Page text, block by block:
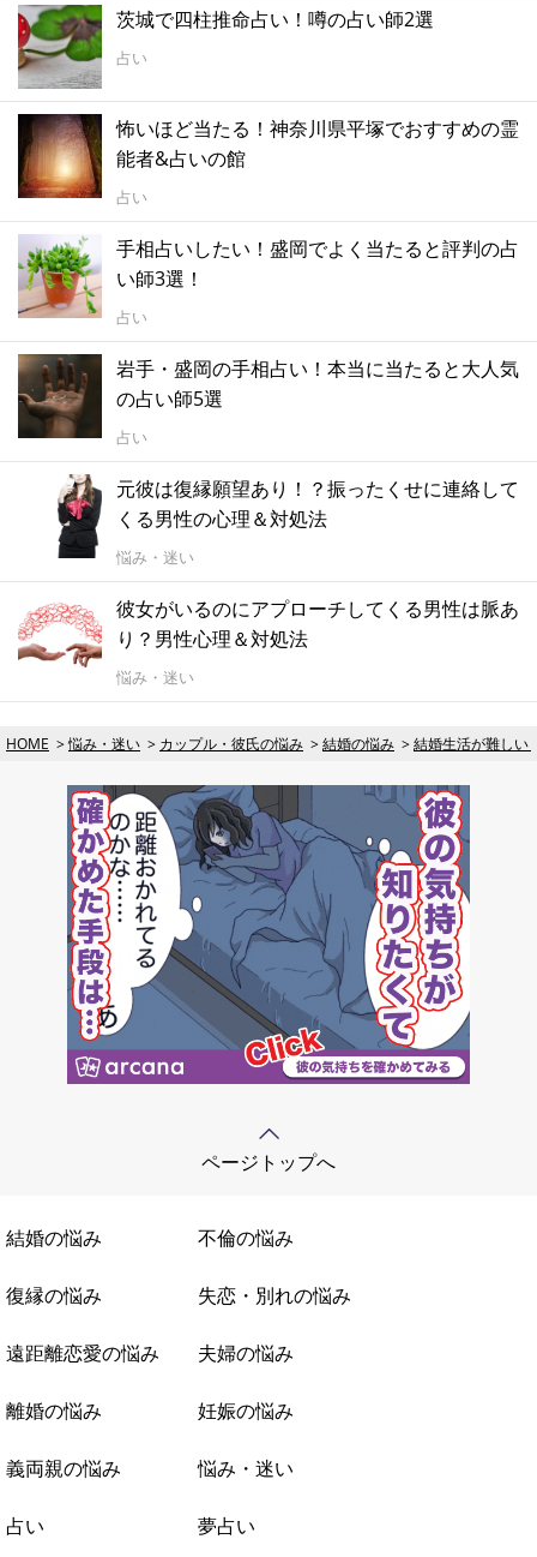
茨城で四柱推命占い！噂の占い師2選
占い
怖いほど当たる！神奈川県平塚でおすすめの霊
能者&占いの館
占い
手相占いしたい！盛岡でよく当たると評判の占
い師3選！
占い
岩手・盛岡の手相占い！本当に当たると大人気
の占い師5選
占い
元彼は復縁願望あり！？振ったくせに連絡して
くる男性の心理＆対処法
悩み・迷い
彼女がいるのにアプローチしてくる男性は脈あ
り？男性心理＆対処法
悩み・迷い
HOME 悩み・迷い カップル・彼氏の悩み 結婚の悩み 結婚生活が難しい
ページトップへ
結婚の悩み 不倫の悩み
復縁の悩み 失恋・別れの悩み
遠距離恋愛の悩み 夫婦の悩み
離婚の悩み 妊娠の悩み
義両親の悩み 悩み・迷い
占い 夢占い